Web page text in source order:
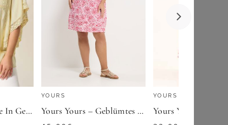
Yours Yours – Bluse In Gelb Mit Drapierten Häkelärmelnsize 44
YOURS
Yours Yours – Geblümtes Minikleid In Rotsize 42
YOURS